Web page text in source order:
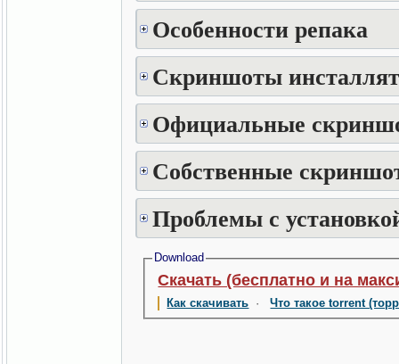
Особенности репака
Скриншоты
Официальные
Собственные
Проблемы с
Download
Скачать (бесплатно и на
Как скачивать ·Что такое torrent